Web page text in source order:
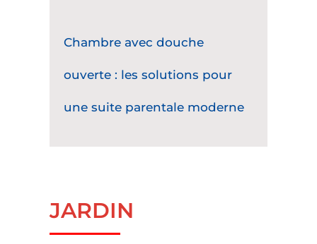
Chambre avec douche
ouverte : les solutions pour
une suite parentale moderne
JARDIN